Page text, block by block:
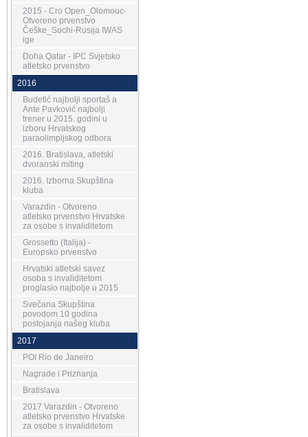
2015 - Cro Open_Olomouc-
Otvoreno prvenstvo
Češke_Sochi-Rusija IWAS
ige
Doha Qatar - IPC Svjetsko
atletsko prvenstvo
2016
Budetić najbolji sportaš a
Ante Pavković najbolji
trener u 2015. godini u
izboru Hrvatskog
paraolimpijskog odbora
2016. Bratislava, atletski
dvoranski miting
2016. Izborna Skupština
kluba
Varazdin - Otvoreno
atletsko prvenstvo Hrvatske
za osobe s invaliditetom
Grossetto (Italija) -
Europsko prvenstvo
Hrvatski atletski savez
osoba s invaliditetom
proglasio najbolje u 2015
Svečana Skupština
povodom 10 godina
postojanja našeg kluba
2017
POI Rio de Janeiro
Nagrade i Priznanja
Bratislava
2017 Varazdin - Otvoreno
atletsko prvenstvo Hrvatske
za osobe s invaliditetom